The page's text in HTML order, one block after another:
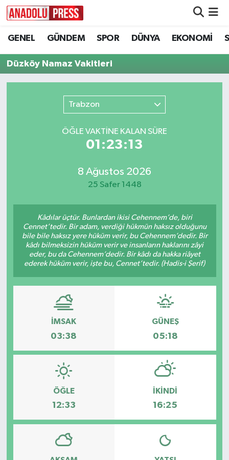
GENEL GÜNDEM SPOR DÜNYA EKONOMİ
Düzköy Namaz Vakitleri
Trabzon
ÖĞLE VAKTİNE KALAN SÜRE
01:23:13
8 Ağustos 2026
25 Safer 1448
Kâdılar üçtür. Bunlardan ikisi Cehennem’de, biri
Cennet’tedir. Bir adam, verdiği hükmün haksız olduğunu
bile bile haksız yere hüküm verir, bu Cehennem’dedir. Bir
kâdı bilmeksizin hüküm verir ve insanların haklarını zâyi
eder, bu da Cehennem’dedir. Bir kâdı da hakka riâyet
ederek hüküm verir, işte bu, Cennet’tedir. (Hadis-i Şerif)
İMSAK
03:38
GÜNEŞ
05:18
ÖĞLE
12:33
İKINDI
16:25
Nöbetçi Eczaneler
Hava Durumu
Süper Lig Puan Durumu ve Fikstür
Tüm Manşetler
Haber Arşivi